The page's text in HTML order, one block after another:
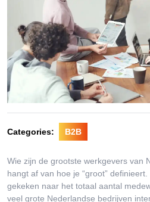
Categories: B2B
Wie zijn de grootste werkgevers van
hangt af van hoe je “groot”
gekeken naar het totaal aantal
veel grote Nederlandse bedrijven